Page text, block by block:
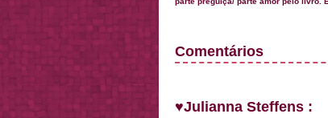
Comentários
♥Julianna Steffens :